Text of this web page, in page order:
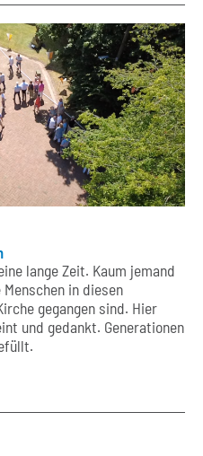
lange Zeit. Kaum jemand
in diesen
gegangen sind. Hier
und gedankt. Generationen